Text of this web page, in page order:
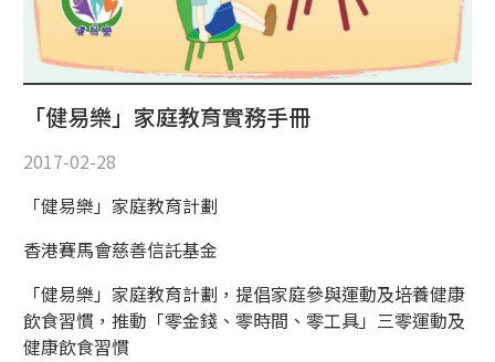
「健易樂」家庭教育實務手冊
2017-02-28
「健易樂」家庭教育計劃
香港賽馬會慈善信託基金
「健易樂」家庭教育計劃，提倡家庭參與運動及培養健康
飲食習慣，推動「零金錢、零時間、零工具」三零運動及
健康飲食習慣